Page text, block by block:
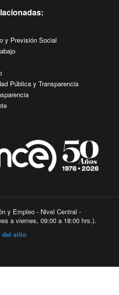
y Previsión Social
Pública y Transparencia
y Empleo - Nivel Central -
a viernes, 09:00 a 18:00 hrs.).
del sitio